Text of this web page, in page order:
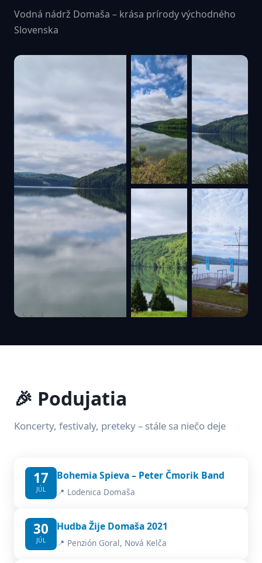
Vodná nádrž Domaša – krása prírody východného
Slovenska
🎉 Podujatia
Koncerty, festivaly, preteky – stále sa niečo deje
17
JÚL
Bohemia Spieva – Peter Čmorik Band
📍 Lodenica Domaša
30
JÚL
Hudba Žije Domaša 2021
📍 Penzión Goral, Nová Kelča